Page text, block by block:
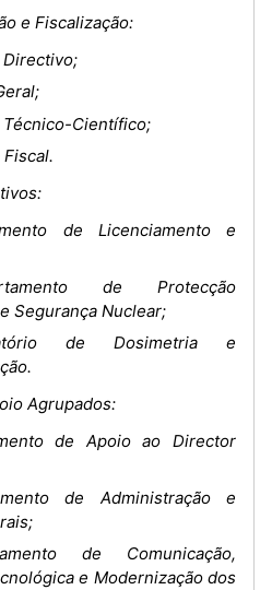
e Fiscalização:
Directivo;
Científico;
de Licenciamento e
de Protecção
Segurança Nuclear;
de Dosimetria e
Agrupados:
de Apoio ao Director
de Administração e
de Comunicação,
e Modernização dos